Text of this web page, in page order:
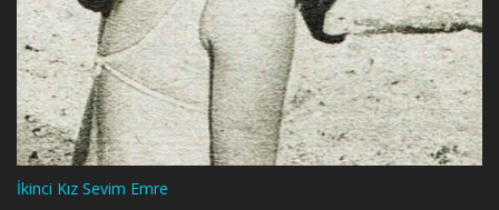
İkinci Kız Sevim Emre